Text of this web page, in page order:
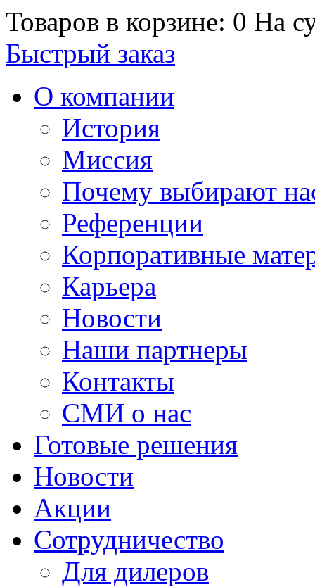
Товаров в корзине: 0 На
Быстрый заказ
О компании
История
Миссия
Почему выбирают
Референции
Корпоративные
Карьера
Новости
Наши партнеры
Контакты
СМИ о нас
Готовые решения
Новости
Акции
Сотрудничество
Для дилеров